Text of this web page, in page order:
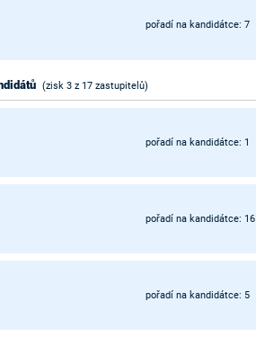
pořadí na kandidátce: 7
(zisk 3 z 17 zastupitelů)
pořadí na kandidátce: 1
pořadí na kandidátce: 16
pořadí na kandidátce: 5